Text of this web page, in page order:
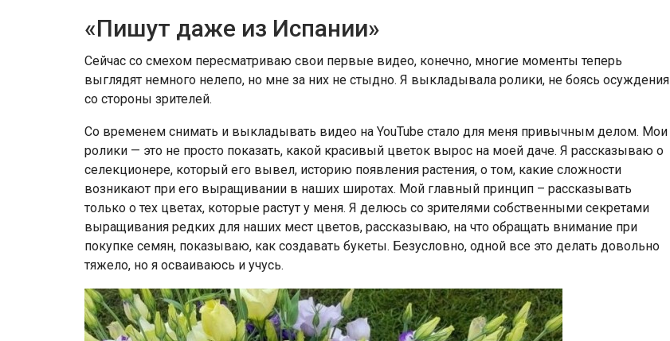
«Пишут даже из Испании»
Сейчас со смехом пересматриваю свои первые видео, конечно, многие моменты теперь
выглядят немного нелепо, но мне за них не стыдно. Я выкладывала ролики, не боясь осуждения
со стороны зрителей.
Со временем снимать и выкладывать видео на YouTube стало для меня привычным делом. Мои
ролики — это не просто показать, какой красивый цветок вырос на моей даче. Я рассказываю о
селекционере, который его вывел, историю появления растения, о том, какие сложности
возникают при его выращивании в наших широтах. Мой главный принцип – рассказывать
только о тех цветах, которые растут у меня. Я делюсь со зрителями собственными секретами
выращивания редких для наших мест цветов, рассказываю, на что обращать внимание при
покупке семян, показываю, как создавать букеты. Безусловно, одной все это делать довольно
тяжело, но я осваиваюсь и учусь.